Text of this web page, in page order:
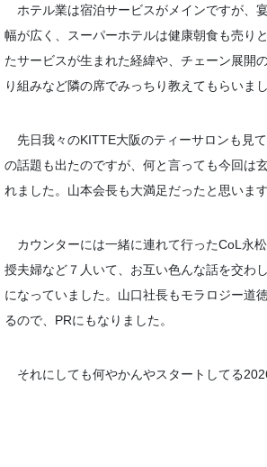
ホテル業は宿泊サービスがメインですが、
幅が広く、スーパーホテルは健康朝食も売り
たサービスが生まれた経緯や、チェーン展開
り組みなど隣の席でみっちり教えてもらいまし
先日我々のKITTE大阪のティーサロンも見
の話題も出たのですが、何と言っても今回は
れました。山本会長も大満足だったと思います
カウンターには一緒に連れて行ったCoL永
授夫婦など７人いて、お互い色んな話を交わ
になっていました。山口社長もモラロジー道
るので、PRにもなりました。
それにしても何やかんやスタートしてる